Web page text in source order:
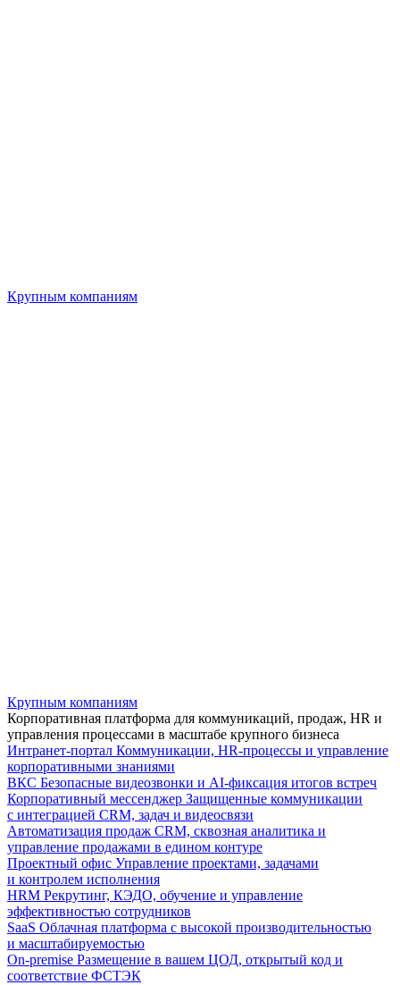
Крупным компаниям
Крупным компаниям
Корпоративная платформа для коммуникаций, продаж, HR и
управления процессами в масштабе крупного бизнеса
Интранет-портал Коммуникации, HR-процессы и управление
корпоративными знаниями
ВКС Безопасные видеозвонки и AI-фиксация итогов встреч
Корпоративный мессенджер Защищенные коммуникации
с интеграцией CRM, задач и видеосвязи
Автоматизация продаж CRM, сквозная аналитика и
управление продажами в едином контуре
Проектный офис Управление проектами, задачами
и контролем исполнения
HRM Рекрутинг, КЭДО, обучение и управление
эффективностью сотрудников
SaaS Облачная платформа с высокой производительностью
и масштабируемостью
On-premise Размещение в вашем ЦОД, открытый код и
соответствие ФСТЭК